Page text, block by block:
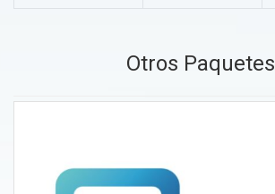
Otros Paquetes